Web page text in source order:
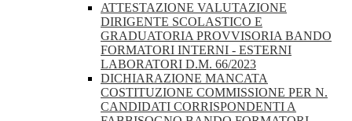
ATTESTAZIONE VALUTAZIONE
DIRIGENTE SCOLASTICO E
GRADUATORIA PROVVISORIA BANDO
FORMATORI INTERNI - ESTERNI
LABORATORI D.M. 66/2023
DICHIARAZIONE MANCATA
COSTITUZIONE COMMISSIONE PER N.
CANDIDATI CORRISPONDENTI A